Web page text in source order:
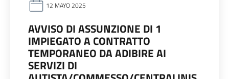
12 MAYO 2025
AVVISO DI ASSUNZIONE DI 1
IMPIEGATO A CONTRATTO
TEMPORANEO DA ADIBIRE AI
SERVIZI DI